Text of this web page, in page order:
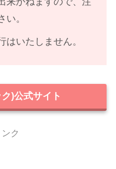
い。
はいたしません。
)公式サイト
ク